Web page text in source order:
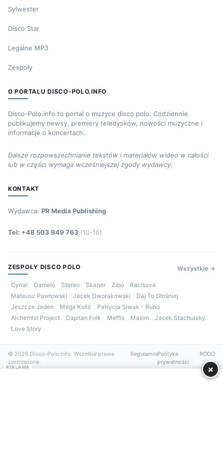
Sylwester
Disco Star
Legalne MP3
Zespoły
O PORTALU DISCO-POLO.INFO
Disco-Polo.info to portal o muzyce disco polo. Codziennie
publikujemy newsy, premiery teledysków, nowości muzyczne i
informacje o koncertach.
Dalsze rozpowszechnianie tekstów i materiałów wideo w całości
lub w części wymaga wcześniejszej zgody wydawcy.
KONTAKT
Wydawca: PR Media Publishing
Tel: +48 503 949 763 (10-16)
ZESPOŁY DISCO POLO Wszystkie →
Cynar Danielo Stereo Skaner Zibo
Racisova
Mateusz Pawłowski
Jacek Dworakowski
Daj To Głośniej
Jeszcze Jeden
Mega Koliz
Patrycja Siwak - Runo
Alchemist Project
Capitan Folk Meffis Maxim
Jacek Stachursky
Love Story
© 2026 Disco-Polo.info. Wszelkie prawa
zastrzeżone.
RegulaminPolityka
prywatności
RODO
REKLAMA ×